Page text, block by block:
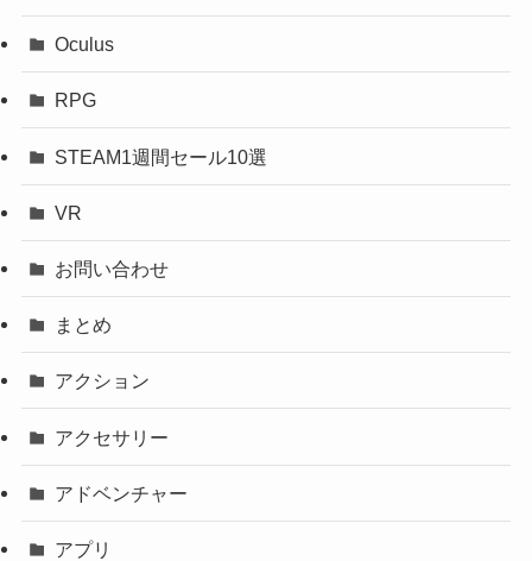
Oculus
RPG
STEAM1週間セール10選
VR
お問い合わせ
まとめ
アクション
アクセサリー
アドベンチャー
アプリ